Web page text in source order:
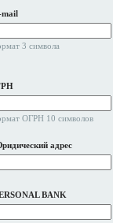
mail
3 символа
ОГРН 10 символов
адрес
BANK